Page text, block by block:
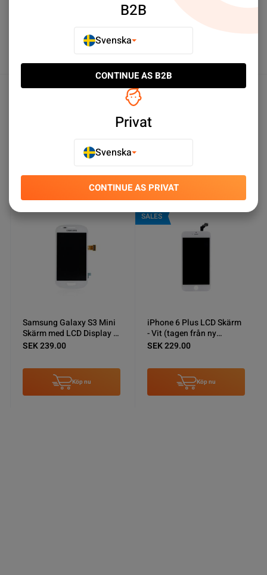
Köp nu
Produktspecifikationer
Du kanske också gillar
Samsung Galaxy S3 Mini
Skärm med LCD Display -
Vit
SEK 239.00
Köp nu
SALES
iPhone 6 Plus LCD Skärm
- Vit (tagen från ny
iPhone)
SEK 229.00
Köp nu
B2B
Svenska
CONTINUE AS B2B
Privat
Svenska
CONTINUE AS PRIVAT